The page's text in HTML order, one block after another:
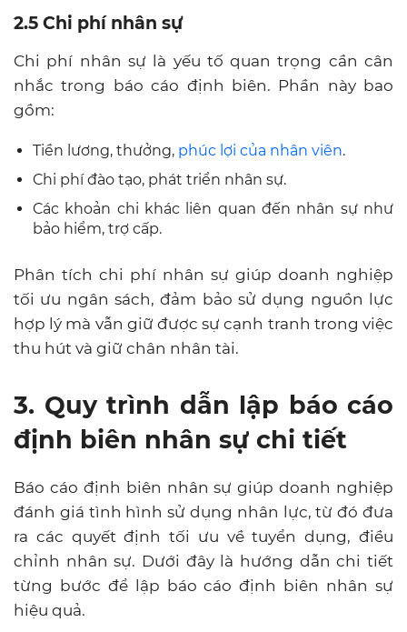
2.5 Chi phí nhân sự
Chi phí nhân sự là yếu tố quan trọng cần cân
nhắc trong báo cáo định biên. Phần này bao
gồm:
Tiền lương, thưởng, phúc lợi của nhân viên.
Chi phí đào tạo, phát triển nhân sự.
Các khoản chi khác liên quan đến nhân sự như
bảo hiểm, trợ cấp.
Phân tích chi phí nhân sự giúp doanh nghiệp
tối ưu ngân sách, đảm bảo sử dụng nguồn lực
hợp lý mà vẫn giữ được sự cạnh tranh trong việc
thu hút và giữ chân nhân tài.
3. Quy trình dẫn lập báo cáo
định biên nhân sự chi tiết
Báo cáo định biên nhân sự giúp doanh nghiệp
đánh giá tình hình sử dụng nhân lực, từ đó đưa
ra các quyết định tối ưu về tuyển dụng, điều
chỉnh nhân sự. Dưới đây là hướng dẫn chi tiết
từng bước để lập báo cáo định biên nhân sự
hiệu quả.